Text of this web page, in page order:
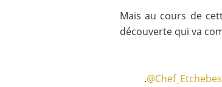
Mais au cours de
découverte qui va
.